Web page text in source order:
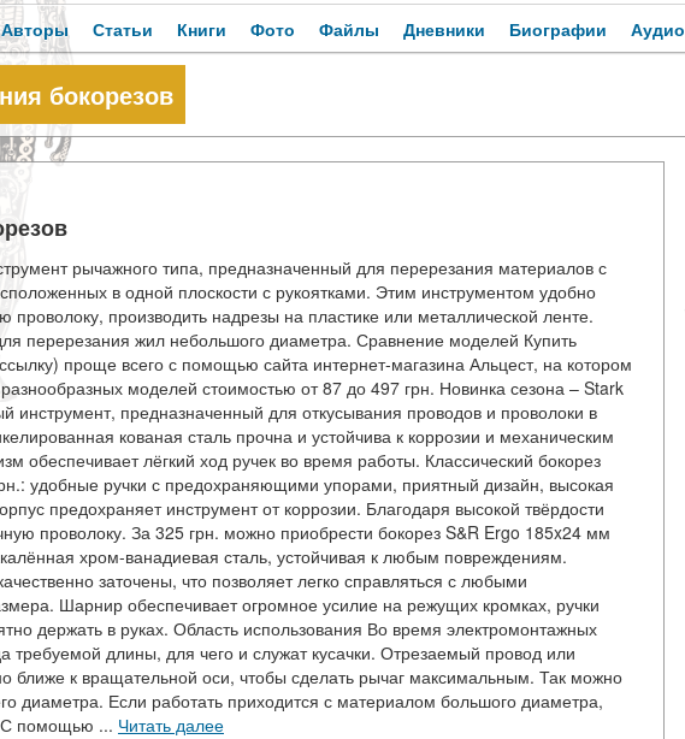
Авторы Статьи Книги Фото Файлы Дневники Биографии Аудио
бокорезов
рычажного типа, предназначенный для перерезания материалов с
в одной плоскости с рукоятками. Этим инструментом удобно
проволоку, производить надрезы на пластике или металлической ленте.
перерезания жил небольшого диаметра. Сравнение моделей Купить
проще всего с помощью сайта интернет-магазина Альцест, на котором
моделей стоимостью от 87 до 497 грн. Новинка сезона – Stark
предназначенный для откусывания проводов и проволоки в
кованая сталь прочна и устойчива к коррозии и механическим
обеспечивает лёгкий ход ручек во время работы. Классический бокорез
удобные ручки с предохраняющими упорами, приятный дизайн, высокая
предохраняет инструмент от коррозии. Благодаря высокой твёрдости
проволоку. За 325 грн. можно приобрести бокорез S&R Ergo 185x24 мм
хром-ванадиевая сталь, устойчивая к любым повреждениям.
заточены, что позволяет легко справляться с любыми
Шарнир обеспечивает огромное усилие на режущих кромках, ручки
держать в руках. Область использования Во время электромонтажных
требуемой длины, для чего и служат кусачки. Отрезаемый провод или
ближе к вращательной оси, чтобы сделать рычаг максимальным. Так можно
диаметра. Если работать приходится с материалом большого диаметра,
С помощью ... Читать далее